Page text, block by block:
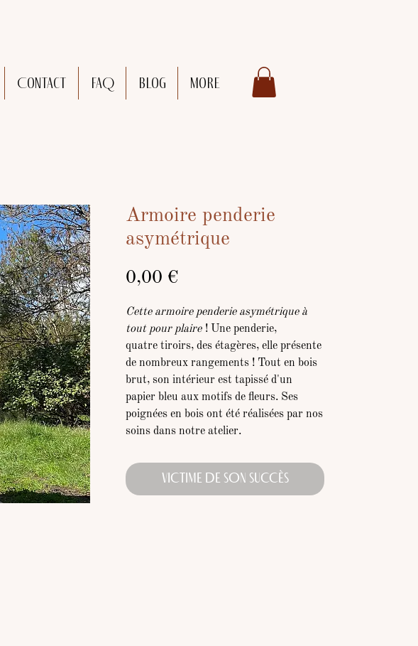
Contact FAQ Blog More
Armoire penderie
asymétrique
0,00 €Prix
Cette armoire penderie asymétrique à
tout pour plaire ! Une penderie,
quatre tiroirs, des étagères, elle présente
de nombreux rangements ! Tout en bois
brut, son intérieur est tapissé d'un
papier bleu aux motifs de fleurs. Ses
poignées en bois ont été réalisées par nos
soins dans notre atelier.
VICTIME DE SON SUCCÈS